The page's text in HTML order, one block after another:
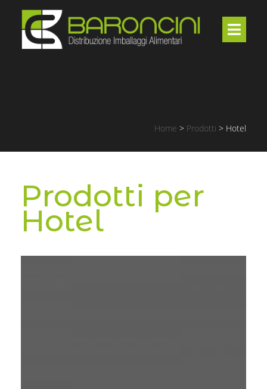
Home > Prodotti > Hotel
Prodotti per
Hotel